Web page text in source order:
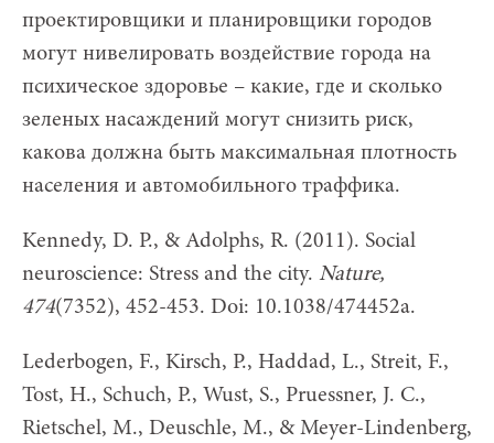
проектировщики и планировщики городов
могут нивелировать воздействие города на
психическое здоровье – какие, где и сколько
зеленых насаждений могут снизить риск,
какова должна быть максимальная плотность
населения и автомобильного траффика.
Kennedy, D. P., & Adolphs, R. (2011). Social
neuroscience: Stress and the city. Nature,
474(7352), 452-453. Doi: 10.1038/474452a.
Lederbogen, F., Kirsch, P., Haddad, L., Streit, F.,
Tost, H., Schuch, P., Wust, S., Pruessner, J. C.,
Rietschel, M., Deuschle, M., & Meyer-Lindenberg,